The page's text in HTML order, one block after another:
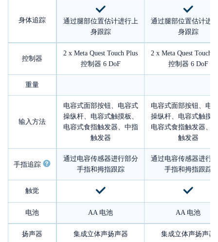
身体追踪
通过腿部位置估计进行上
身跟踪
通过腿部位置估计进
身跟踪
控制器
2 x Meta Quest Touch Plus
控制器 6 DoF
2 x Meta Quest Touch
控制器 6 DoF
重量
输入方法
电容式面部按钮、电容式
操纵杆、电容式触摸板、
电容式食指触发器、中指
触发器
电容式面部按钮、电
操纵杆、电容式触摸
电容式食指触发器、
触发器
手指追踪
通过电容传感器进行部分
手指和拇指跟踪
通过电容传感器进行
手指和拇指跟踪
触觉
电池 AA 电池 AA 电池
扬声器 集成立体声扬声器 集成立体声扬声器